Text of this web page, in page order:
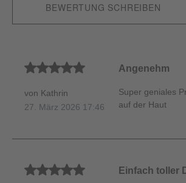
BEWERTUNG SCHREIBEN
Durchschnittliche Bewertung von 5
von Kathrin
27. März 2026 17:46
Angenehm
Super geniales
auf der Haut
Durchschnittliche Bewertung von 5
Einfach toller